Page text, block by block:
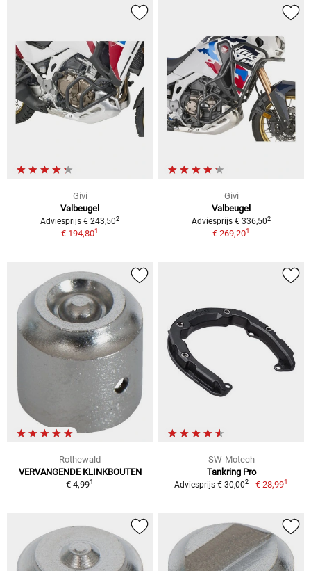
Givi
Valbeugel
Adviesprijs € 243,502
€ 194,801
Givi
Valbeugel
Adviesprijs € 336,502
€ 269,201
Rothewald
VERVANGENDE KLINKBOUTEN
€ 4,991
SW-Motech
Tankring Pro
Adviesprijs € 30,002 € 28,991